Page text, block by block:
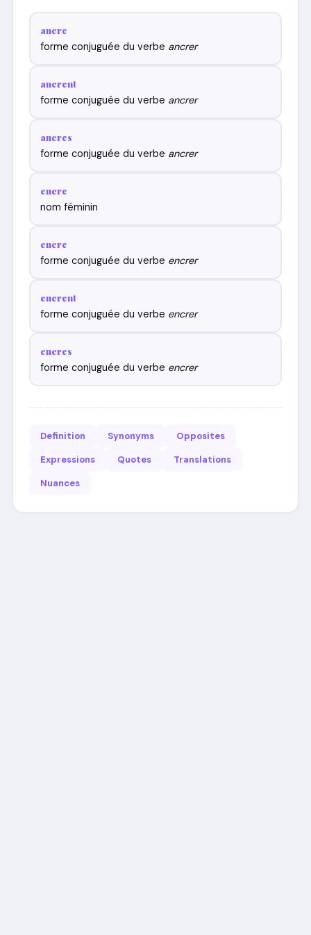
ancre
forme conjuguée du verbe ancrer
ancrent
forme conjuguée du verbe ancrer
ancres
forme conjuguée du verbe ancrer
encre
nom féminin
encre
forme conjuguée du verbe encrer
encrent
forme conjuguée du verbe encrer
encres
forme conjuguée du verbe encrer
Definition Synonyms
Opposites
Expressions
Quotes
Translations
Nuances